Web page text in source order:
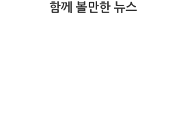
함께 볼만한 뉴스